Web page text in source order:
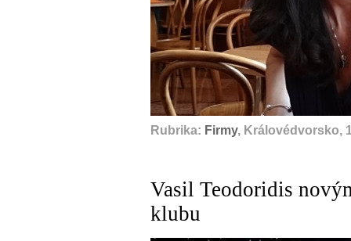
Rubrika: Firmy, Královédvorsko,
Vasil Teodoridis
klubu